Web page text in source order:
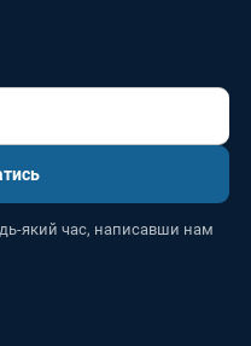
який час, написавши нам